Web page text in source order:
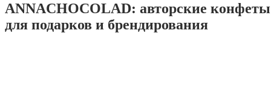
ANNACHOCOLAD: авторские
для подарков и брендирования